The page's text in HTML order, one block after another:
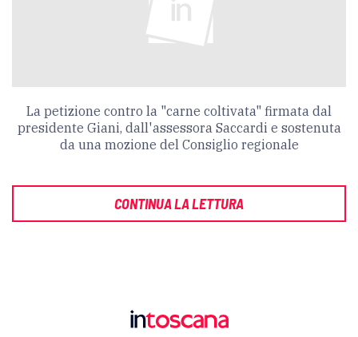
La petizione contro la "carne coltivata" firmata dal
presidente Giani, dall'assessora Saccardi e sostenuta
da una mozione del Consiglio regionale
CONTINUA LA LETTURA